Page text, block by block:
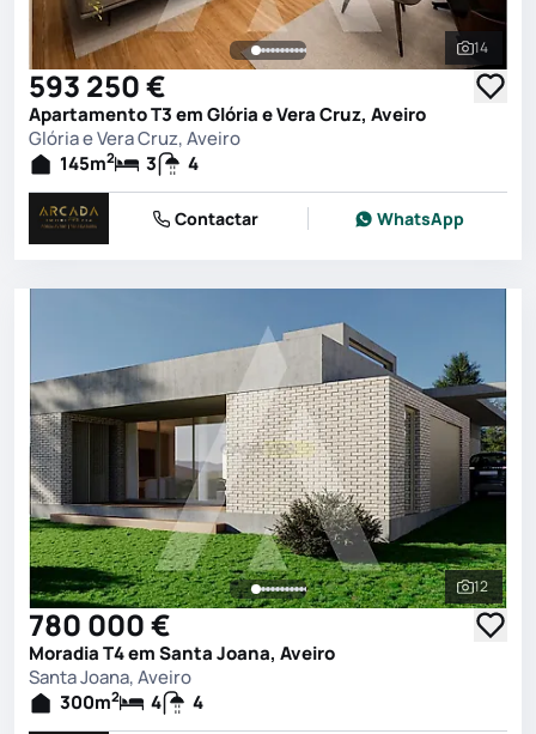
Ver
14
593 250 €
Apartamento T3 em Glória e Vera Cruz, Aveiro
Glória e Vera Cruz, Aveiro
145m2 3 4
Contactar WhatsApp
Ver
12
780 000 €
Moradia T4 em Santa Joana, Aveiro
Santa Joana, Aveiro
300m2 4 4